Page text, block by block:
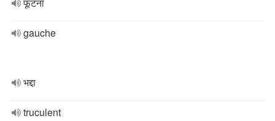
gauche
भद्दा
truculent